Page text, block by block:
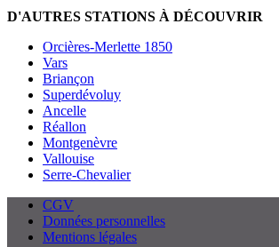
D'AUTRES STATIONS À DÉCOUVRIR
Orcières-Merlette 1850
Vars
Briançon
Superdévoluy
Ancelle
Réallon
Montgenèvre
Vallouise
Serre-Chevalier
CGV
Données personnelles
Mentions légales